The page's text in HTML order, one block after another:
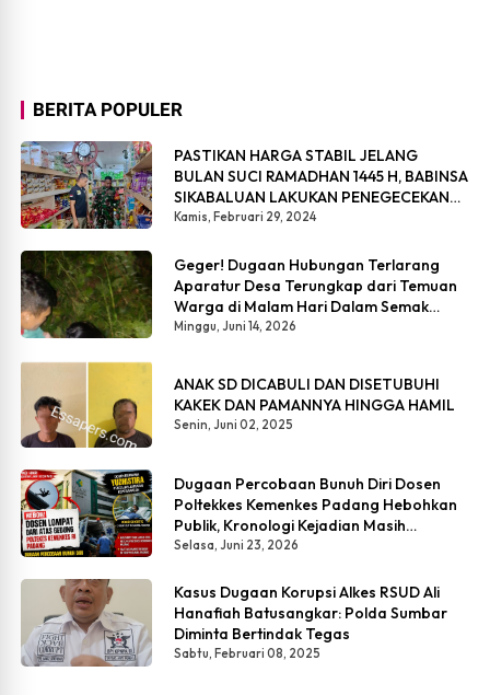
BERITA POPULER
PASTIKAN HARGA STABIL JELANG
BULAN SUCI RAMADHAN 1445 H, BABINSA
SIKABALUAN LAKUKAN PENEGECEKAN
HARGA SEMBAKO
Kamis, Februari 29, 2024
Geger! Dugaan Hubungan Terlarang
Aparatur Desa Terungkap dari Temuan
Warga di Malam Hari Dalam Semak
Belukar
Minggu, Juni 14, 2026
ANAK SD DICABULI DAN DISETUBUHI
KAKEK DAN PAMANNYA HINGGA HAMIL
Senin, Juni 02, 2025
Dugaan Percobaan Bunuh Diri Dosen
Poltekkes Kemenkes Padang Hebohkan
Publik, Kronologi Kejadian Masih
Simpang Siur
Selasa, Juni 23, 2026
Kasus Dugaan Korupsi Alkes RSUD Ali
Hanafiah Batusangkar: Polda Sumbar
Diminta Bertindak Tegas
Sabtu, Februari 08, 2025